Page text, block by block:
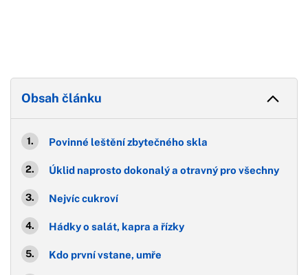
Obsah článku
Povinné leštění zbytečného skla
Úklid naprosto dokonalý a otravný pro všechny
Nejvíc cukroví
Hádky o salát, kapra a řízky
Kdo první vstane, umře